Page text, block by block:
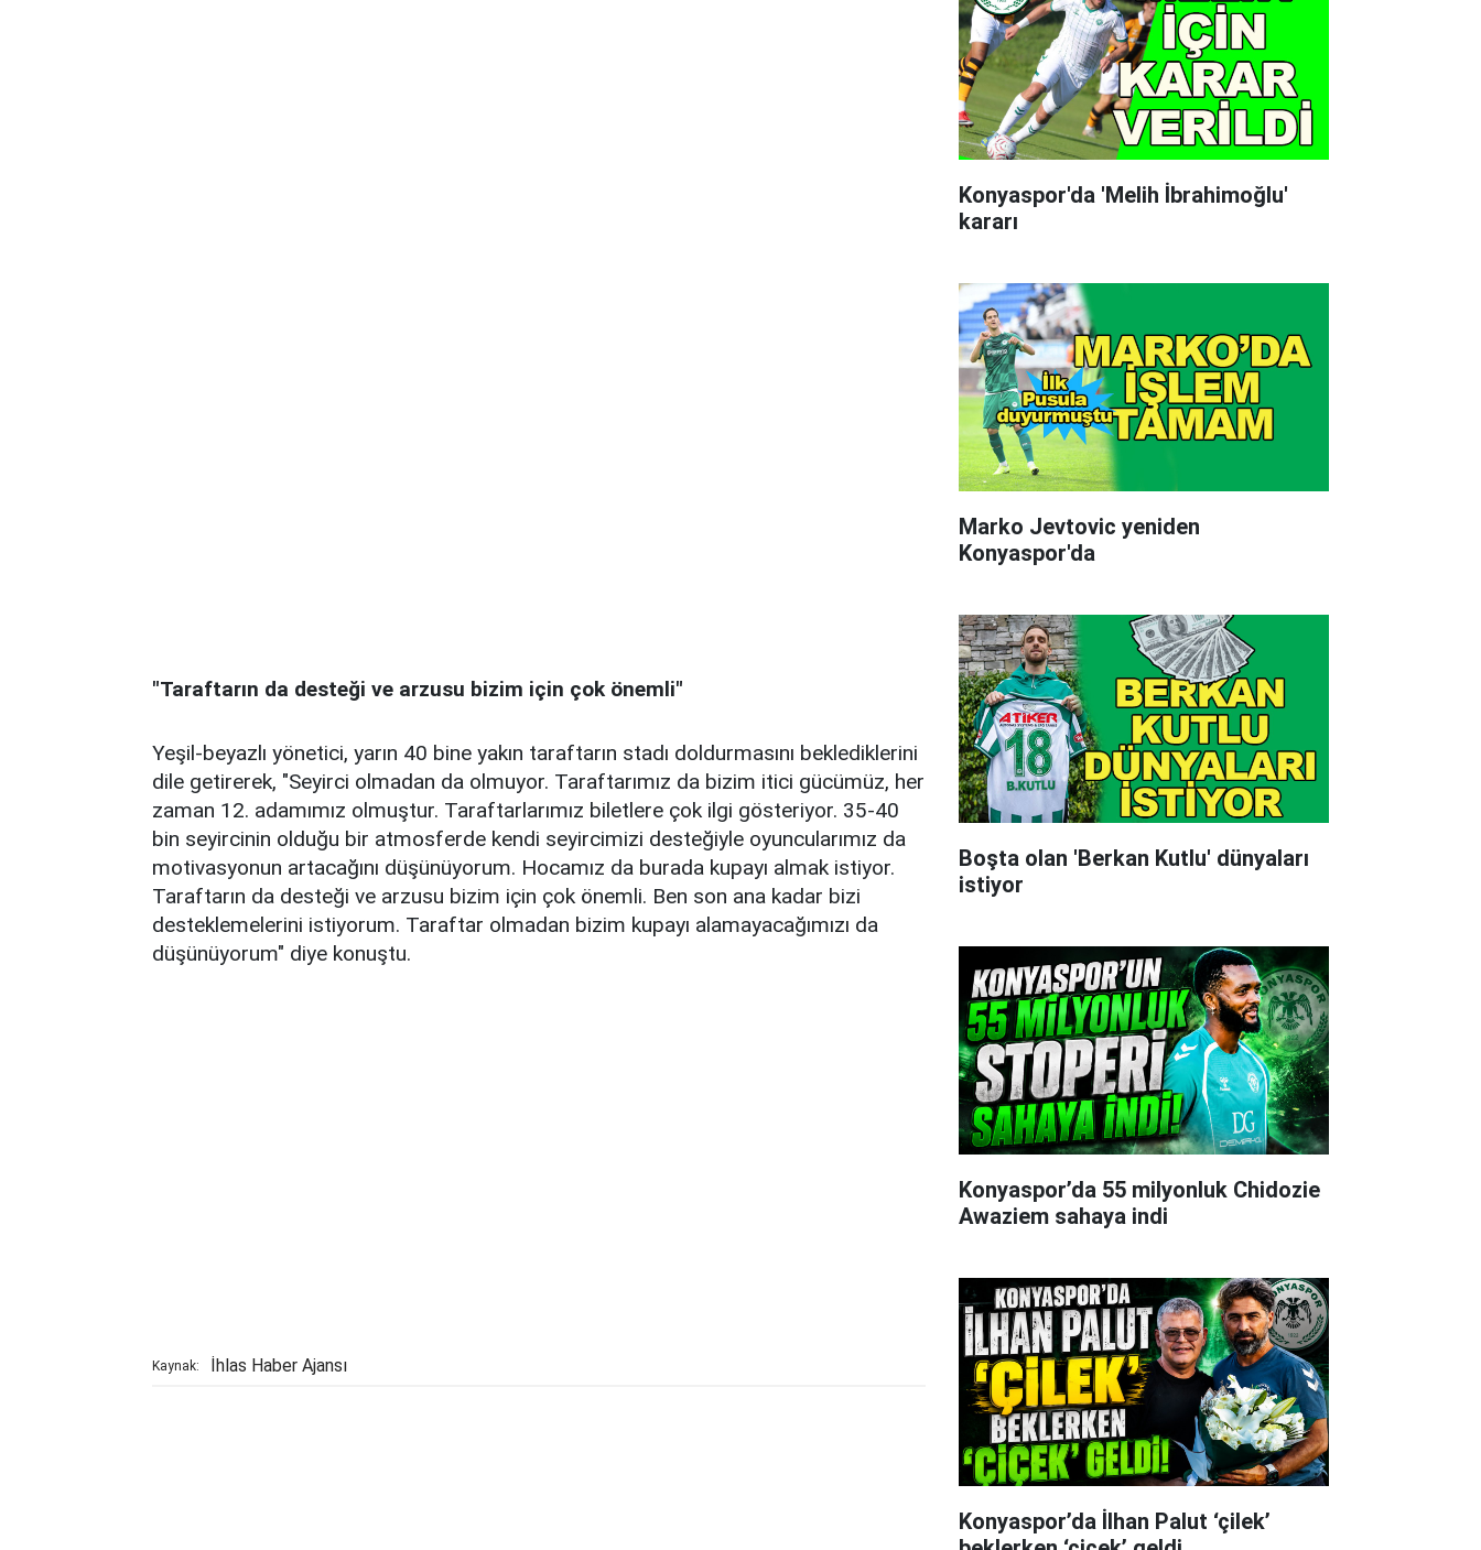
"Taraftarın da desteği ve arzusu bizim için çok önemli"
Yeşil-beyazlı yönetici, yarın 40 bine yakın taraftarın stadı doldurmasını beklediklerini
dile getirerek, "Seyirci olmadan da olmuyor. Taraftarımız da bizim itici gücümüz, her
zaman 12. adamımız olmuştur. Taraftarlarımız biletlere çok ilgi gösteriyor. 35-40
bin seyircinin olduğu bir atmosferde kendi seyircimizi desteğiyle oyuncularımız da
motivasyonun artacağını düşünüyorum. Hocamız da burada kupayı almak istiyor.
Taraftarın da desteği ve arzusu bizim için çok önemli. Ben son ana kadar bizi
desteklemelerini istiyorum. Taraftar olmadan bizim kupayı alamayacağımızı da
düşünüyorum" diye konuştu.
Kaynak: İhlas Haber Ajansı
Konyaspor'da 'Melih İbrahimoğlu'
kararı
Marko Jevtovic yeniden
Konyaspor'da
Boşta olan 'Berkan Kutlu' dünyaları
istiyor
Konyaspor’da 55 milyonluk Chidozie
Awaziem sahaya indi
Konyaspor’da İlhan Palut ‘çilek’